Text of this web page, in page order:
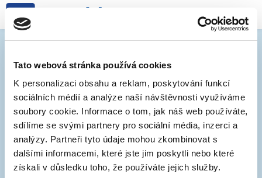
Tato webová stránka používá cookies
K personalizaci obsahu a reklam, poskytování funkcí
sociálních médií a analýze naší návštěvnosti využíváme
soubory cookie. Informace o tom, jak náš web používáte,
sdílíme se svými partnery pro sociální média, inzerci a
analýzy. Partneři tyto údaje mohou zkombinovat s
dalšími informacemi, které jste jim poskytli nebo které
získali v důsledku toho, že používáte jejich služby.
SPUŠTĚNÍ NOVÉ OBLASTI
3-06 (BERKOVA)
8. 11. 2021
Od pondělí 8. listopadu se parkovací systém
rozšiřuje do oblasti 3-06 (Berkova). Oblast spadá do
Zóny C, kde je regulace v pracovní dny od 17 do 6
hodin. Všechny možnosti platby za parkování